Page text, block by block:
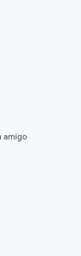
amigo